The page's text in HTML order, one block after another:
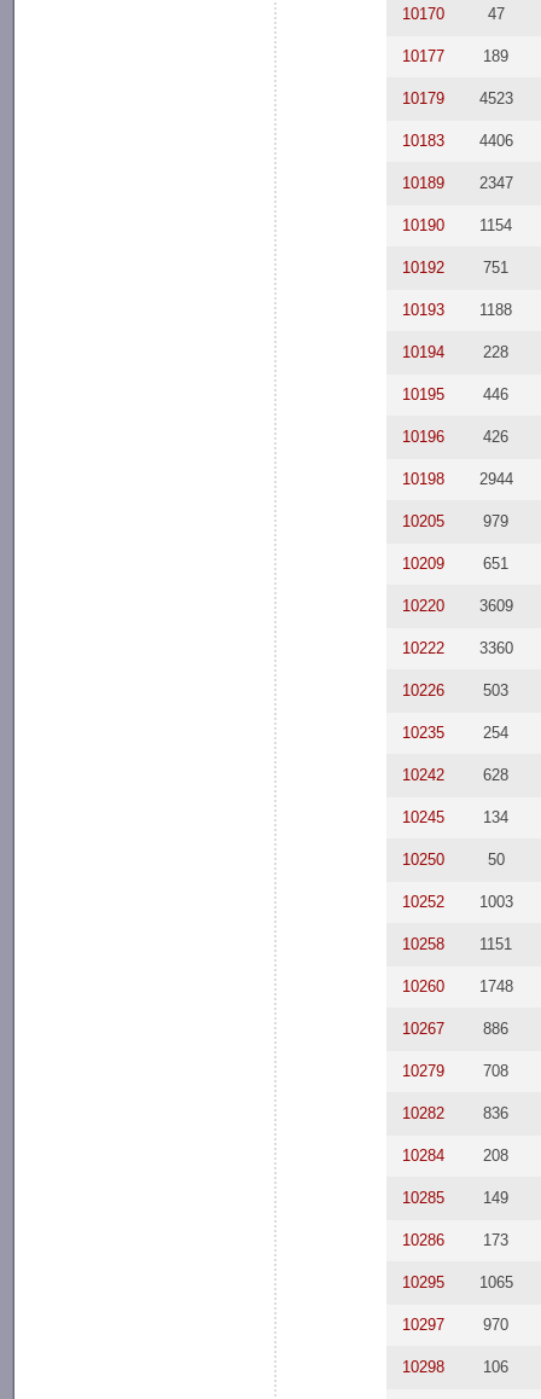
10170 47
10177 189
10179 4523
10183 4406
10189 2347
10190 1154
10192 751
10193 1188
10194 228
10195 446
10196 426
10198 2944
10205 979
10209 651
10220 3609
10222 3360
10226 503
10235 254
10242 628
10245 134
10250 50
10252 1003
10258 1151
10260 1748
10267 886
10279 708
10282 836
10284 208
10285 149
10286 173
10295 1065
10297 970
10298 106